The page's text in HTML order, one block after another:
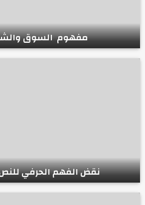
مفهوم السوق
نقض الفهم الحرفي